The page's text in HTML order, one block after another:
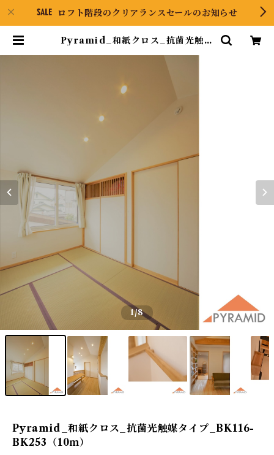
ロフト階段のクリアランスセールのお知らせ
Pyramid_和紙クロス_抗菌光触媒
Pyramid ONLINE STORE
1/8
Pyramid_和紙クロス_抗菌光触媒タイプ_BK116-
BK253（10ｍ）